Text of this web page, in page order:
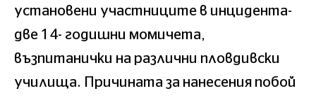
установени участниците в инцидента-
две 14- годишни момичета,
възпитанички на различни пловдивски
училища. Причината за нанесения побой